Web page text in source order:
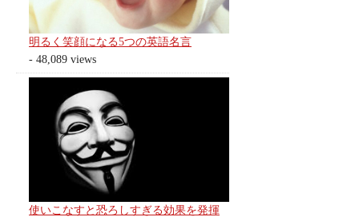
明るく笑顔になる5つの英語名言
- 48,089 views
使いこなすと恐ろしすぎる効果を発揮